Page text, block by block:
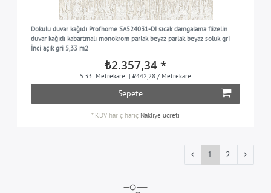
Dokulu duvar kağıdı Profhome SA524031-DI sıcak damgalama flizelin
duvar kağıdı kabartmalı monokrom parlak beyaz parlak beyaz soluk gri
İnci açık gri 5,33 m2
₺2.357,34 *
5.33 Metrekare | ₺442,28 / Metrekare
Sepete
* KDV hariç hariç Nakliye ücreti
1 2